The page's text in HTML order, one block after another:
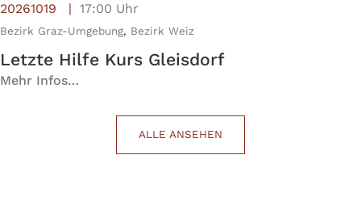
Letzte Hilfe Kurs Gleisdorf
20261019 17:00 Uhr
Bezirk Graz-Umgebung, Bezirk Weiz
Mehr Infos…
ALLE ANSEHEN